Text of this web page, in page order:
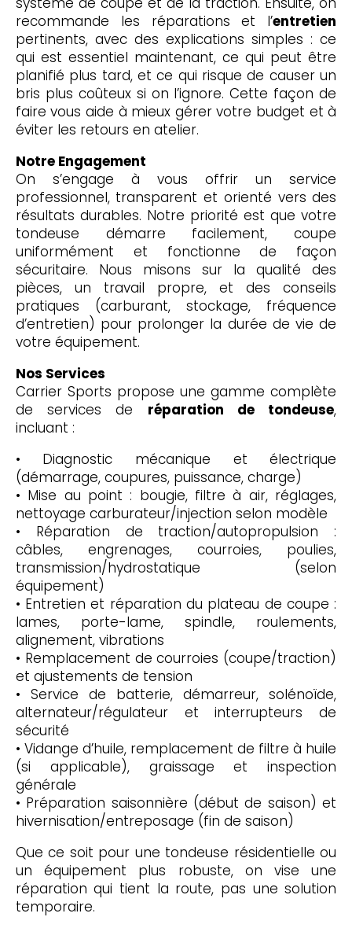
recommande les réparations et l’entretien
pertinents, avec des explications simples : ce
qui est essentiel maintenant, ce qui peut être
planifié plus tard, et ce qui risque de causer un
bris plus coûteux si on l’ignore. Cette façon de
faire vous aide à mieux gérer votre budget et à
éviter les retours en atelier.
Notre Engagement
On s’engage à vous offrir un service
professionnel, transparent et orienté vers des
résultats durables. Notre priorité est que votre
tondeuse démarre facilement, coupe
uniformément et fonctionne de façon
sécuritaire. Nous misons sur la qualité des
pièces, un travail propre, et des conseils
pratiques (carburant, stockage, fréquence
d’entretien) pour prolonger la durée de vie de
votre équipement.
Nos Services
Carrier Sports propose une gamme complète
de services de réparation de tondeuse,
incluant :
• Diagnostic mécanique et électrique
(démarrage, coupures, puissance, charge)
• Mise au point : bougie, filtre à air, réglages,
nettoyage carburateur/injection selon modèle
• Réparation de traction/autopropulsion :
câbles, engrenages, courroies, poulies,
transmission/hydrostatique (selon
équipement)
• Entretien et réparation du plateau de coupe :
lames, porte-lame, spindle, roulements,
alignement, vibrations
• Remplacement de courroies (coupe/traction)
et ajustements de tension
• Service de batterie, démarreur, solénoïde,
alternateur/régulateur et interrupteurs de
sécurité
• Vidange d’huile, remplacement de filtre à huile
(si applicable), graissage et inspection
générale
• Préparation saisonnière (début de saison) et
hivernisation/entreposage (fin de saison)
Que ce soit pour une tondeuse résidentielle ou
un équipement plus robuste, on vise une
réparation qui tient la route, pas une solution
temporaire.